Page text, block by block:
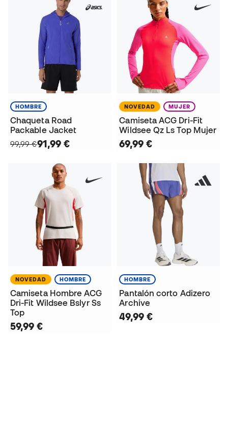
HOMBRE
Chaqueta Road
Packable Jacket
99,99 €91,99 €
NOVEDAD MUJER
Camiseta ACG Dri-Fit
Wildsee Qz Ls Top Mujer
69,99 €
NOVEDAD HOMBRE
Camiseta Hombre ACG
Dri-Fit Wildsee Bslyr Ss
Top
59,99 €
HOMBRE
Pantalón corto Adizero
Archive
49,99 €